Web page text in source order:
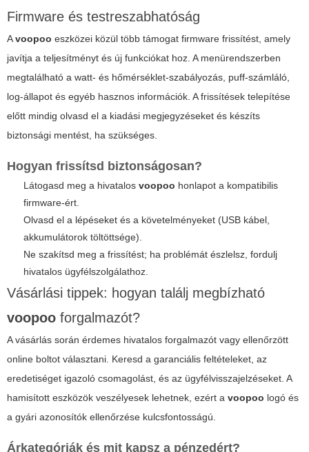
Firmware és testreszabhatóság
Avoopoo eszközei közül több támogat firmware frissítést, amely
javítja a teljesítményt és új funkciókat hoz. A menürendszerben
megtalálható a watt- és hőmérséklet-szabályozás, puff-számláló,
log-állapot és egyéb hasznos információk. A frissítések telepítése
előtt mindig olvasd el a kiadási megjegyzéseket és készíts
biztonsági mentést, ha szükséges.
Hogyan frissítsd biztonságosan?
Látogasd meg a hivatalos voopoo honlapot a kompatibilis
firmware-ért.
Olvasd el a lépéseket és a követelményeket (USB kábel,
akkumulátorok töltöttsége).
Ne szakítsd meg a frissítést; ha problémát észlelsz, fordulj
hivatalos ügyfélszolgálathoz.
Vásárlási tippek: hogyan találj megbízható
voopoo forgalmazót?
A vásárlás során érdemes hivatalos forgalmazót vagy ellenőrzött
online boltot választani. Keresd a garanciális feltételeket, az
eredetiséget igazoló csomagolást, és az ügyfélvisszajelzéseket. A
hamisított eszközök veszélyesek lehetnek, ezért a voopoo logó és
a gyári azonosítók ellenőrzése kulcsfontosságú.
Árkategóriák és mit kapsz a pénzedért?